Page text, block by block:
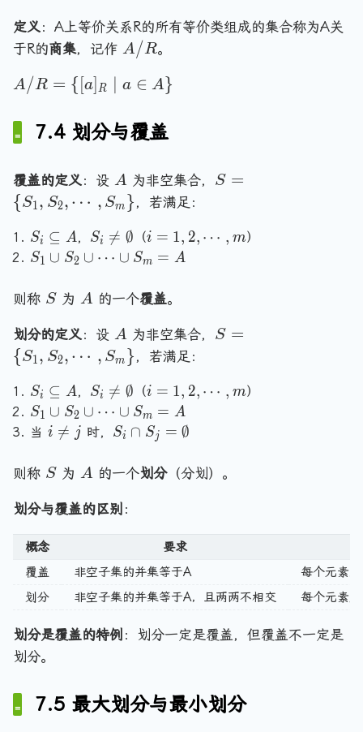
\i
n
\l
n
d
a
n
e
a,
\
a
n
e
\i
n
\
R
定义：A上等价关系R的所有等价类组成的集合称为A关
于R的商集，记作 A
R
A/R。
A
R
=
{[
a]
R
\
id
\i
n
\
}
A/R = { a] R a ∈ A}
7.4 划分与覆盖
覆盖的定义：设 A
A 为非空集合， S
{
_
c
m
S =
{ S1, S2, ⋯ , Sm } ，若满足：
S
_
\
s
u
b
s
e
t
e
q
Si ⊆ A， S
_i
n
q
m
p
t
y
t
Si 
= ∅ （i
=
2,
\
c
d
o
ts
m
i = 1, 2, ⋯ , m）
S
1
c
u
p
S
_
2
\
u
p
\
c
d
o
ts
c
u
p
_
S1 ∪ S2 ∪ ⋯ ∪ Sm = A
则称 S
S 为A
A 的一个覆盖。
划分的定义：设 A
A 为非空集合， S
{
o
ts
,
S
\
S =
{ S1, S2, ⋯ , Sm } ，若满足：
S
_
i
s
u
b
s
e
t
e
q
Si ⊆ A， S
_i
\
e
q
\
e
m
t
y
t
Si 
= ∅ （i
=
1,
2,
\
c
ts
m
i = 1, 2, ⋯ , m）
S
_
\
c
u
S
2
\
u
p
d
S1 ∪ S2 ∪ ⋯ ∪ Sm = A
当 i
n
q
i 
= j 时， S
\
a
_j
=
\
m
y
se
Si ∩ Sj = ∅
则称 S
S 为A
A 的一个划分（分划）。
划分与覆盖的区别 ：
概念 要求
覆盖
非空子集的并集等于A 每个元素
划分
非空子集的并集等于A，且两两不相交 每个元素
划分是覆盖的特例 ：划分一定是覆盖，但覆盖不一定是
划分。
7.5 最大划分与最小划分